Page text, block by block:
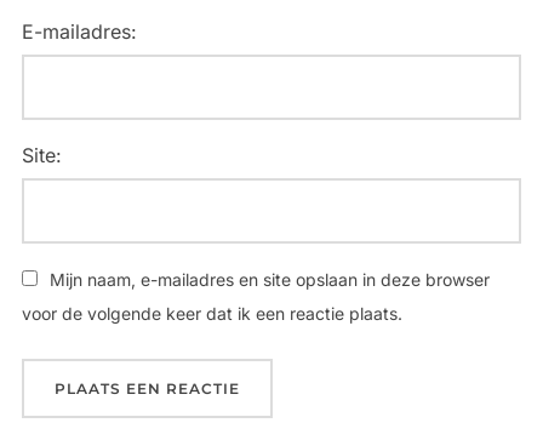
E-mailadres:
Site:
Mijn naam, e-mailadres en site opslaan in deze browser
voor de volgende keer dat ik een reactie plaats.